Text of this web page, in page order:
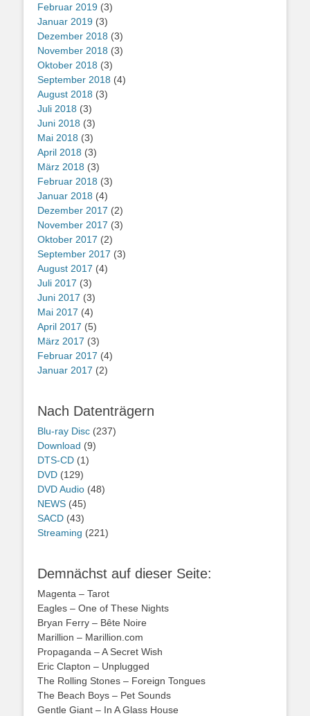
Februar 2019 (3)
Januar 2019 (3)
Dezember 2018 (3)
November 2018 (3)
Oktober 2018 (3)
September 2018 (4)
August 2018 (3)
Juli 2018 (3)
Juni 2018 (3)
Mai 2018 (3)
April 2018 (3)
März 2018 (3)
Februar 2018 (3)
Januar 2018 (4)
Dezember 2017 (2)
November 2017 (3)
Oktober 2017 (2)
September 2017 (3)
August 2017 (4)
Juli 2017 (3)
Juni 2017 (3)
Mai 2017 (4)
April 2017 (5)
März 2017 (3)
Februar 2017 (4)
Januar 2017 (2)
Nach Datenträgern
Blu-ray Disc (237)
Download (9)
DTS-CD (1)
DVD (129)
DVD Audio (48)
NEWS (45)
SACD (43)
Streaming (221)
Demnächst auf dieser Seite:
Magenta – Tarot
Eagles – One of These Nights
Bryan Ferry – Bête Noire
Marillion – Marillion.com
Propaganda – A Secret Wish
Eric Clapton – Unplugged
The Rolling Stones – Foreign Tongues
The Beach Boys – Pet Sounds
Gentle Giant – In A Glass House